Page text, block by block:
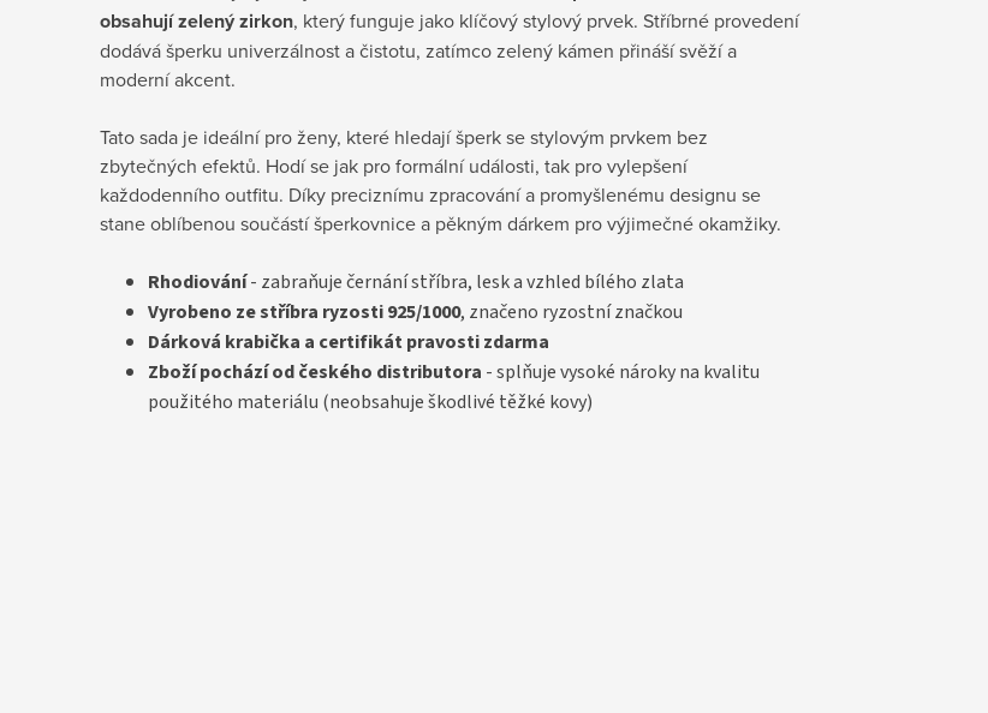
obsahují zelený zirkon, který funguje jako klíčový stylový prvek. Stříbrné provedení
dodává šperku univerzálnost a čistotu, zatímco zelený kámen přináší svěží a
moderní akcent.
Tato sada je ideální pro ženy, které hledají šperk se stylovým prvkem bez
zbytečných efektů. Hodí se jak pro formální události, tak pro vylepšení
každodenního outfitu. Díky preciznímu zpracování a promyšlenému designu se
stane oblíbenou součástí šperkovnice a pěkným dárkem pro výjimečné okamžiky.
Rhodiování- zabraňuje černání stříbra, lesk a vzhled bílého zlata
Vyrobeno ze stříbra ryzosti 925/1000, značeno ryzostní značkou
Dárková krabička a certifikát pravostizdarma
Zboží pochází od českého distributora - splňuje vysoké nároky na kvalitu
použitého materiálu (neobsahuje škodlivé těžké kovy)